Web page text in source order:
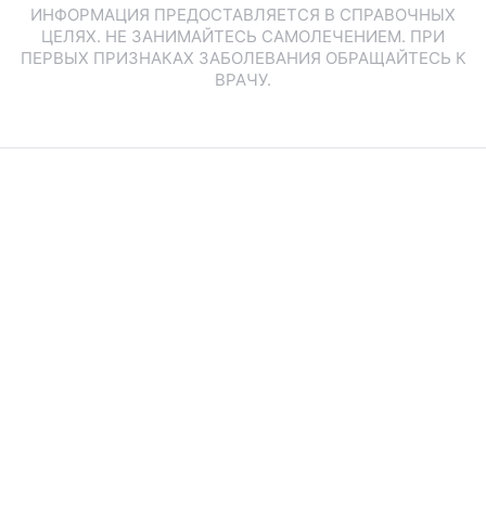
ИНФОРМАЦИЯ ПРЕДОСТАВЛЯЕТСЯ В СПРАВОЧНЫХ
ЦЕЛЯХ. НЕ ЗАНИМАЙТЕСЬ САМОЛЕЧЕНИЕМ. ПРИ
ПЕРВЫХ ПРИЗНАКАХ ЗАБОЛЕВАНИЯ ОБРАЩАЙТЕСЬ К
ВРАЧУ.